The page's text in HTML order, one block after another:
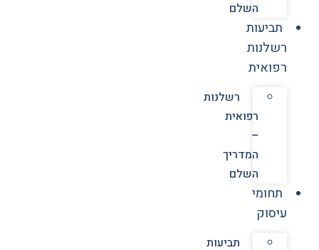
השלם
תביעות
רשלנות
רפואית
רשלנות
רפואית
–
המדריך
השלם
תחומי
עיסוק
תביעות